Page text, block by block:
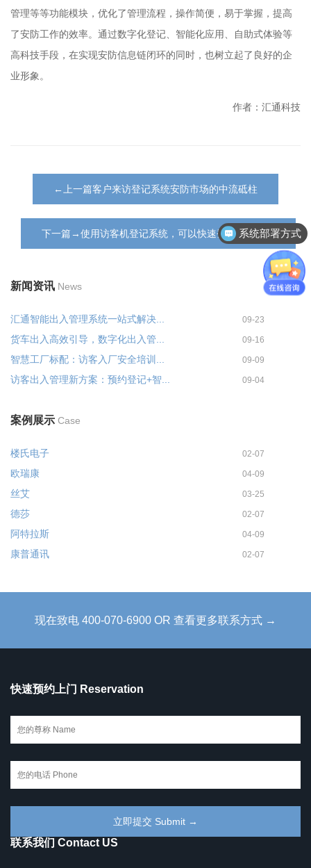
管理等等功能模块，优化了管理流程，操作简便，易于掌握，提高
了安防工作的效率。通过数字化登记、智能化应用、自助式体验等
高科技手段，在实现安防信息链闭环的同时，也树立起了良好的企
业形象。
作者：汇通科技
←上一篇客户来访登记系统安防市场的中流砥柱
下一篇→使用访客机登记系统，可以快速登记访客信息
新闻资讯 News
汇通智能出入管理系统一站式解决... 09-23
货车出入高效引导，数字化出入管... 09-16
智慧工厂标配：访客入厂安全培训... 09-09
访客出入管理新方案：预约登记+智... 09-04
案例展示 Case
楼氏电子 02-07
欧瑞康 04-09
丝艾 03-25
德莎 02-07
阿特拉斯 04-09
康普通讯 02-07
现在致电 400-070-6900 OR 查看更多联系方式 →
快速预约上门 Reservation
联系我们 Contact US
系统部署方式